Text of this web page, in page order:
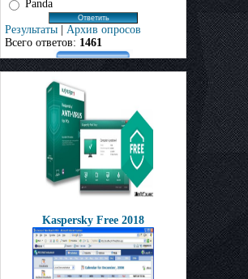
Panda
Результаты | Архив опросов
Всего ответов: 1461
Kaspersky Free 2018